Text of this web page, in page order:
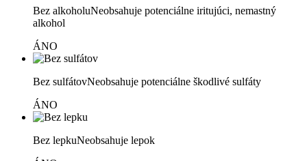
Bez alkoholuNeobsahuje potenciálne iritujúci, nemastný
alkohol
ÁNO
Bez sulfátovNeobsahuje potenciálne škodlivé sulfáty
ÁNO
Bez lepkuNeobsahuje lepok